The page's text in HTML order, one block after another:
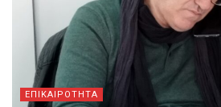
ΕΠΙΚΑΙΡΟΤΗΤΑ